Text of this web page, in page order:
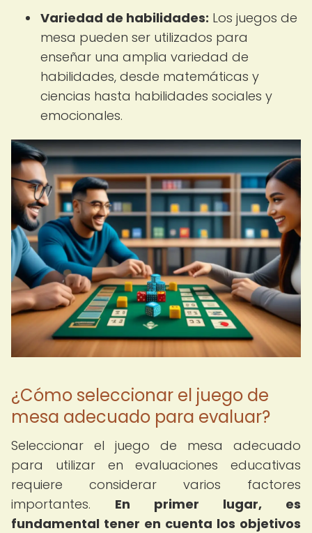
Variedad de habilidades: Los juegos de
mesa pueden ser utilizados para
enseñar una amplia variedad de
habilidades, desde matemáticas y
ciencias hasta habilidades sociales y
emocionales.
¿Cómo seleccionar el juego de
mesa adecuado para evaluar?
Seleccionar el juego de mesa adecuado
para utilizar en evaluaciones educativas
requiere considerar varios factores
importantes. En primer lugar, es
fundamental tener en cuenta los objetivos